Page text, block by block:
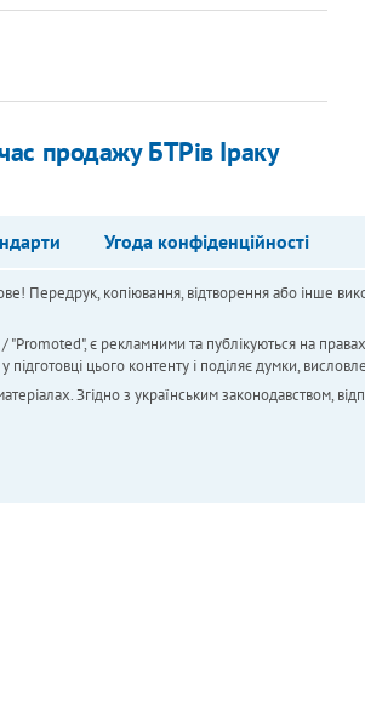
продажу БТРів Іраку
Угода конфіденційності
Передрук, копіювання, відтворення або інше
є рекламними та публікуються на
цього контенту і поділяє думки,
Згідно з українським законодавством,